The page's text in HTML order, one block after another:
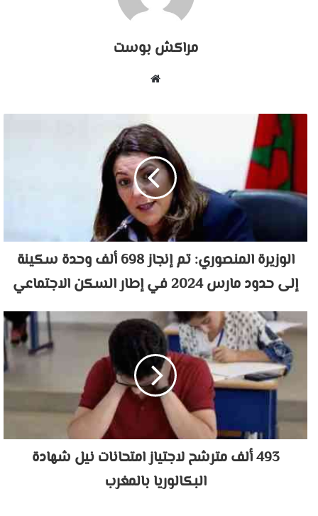
مراكش بوست
الوزيرة المنصوري: تم إنجاز 698 ألف وحدة سكينة
إلى حدود مارس 2024 في إطار السكن الاجتماعي
493 ألف مترشح لاجتياز امتحانات نيل شهادة
البكالوريا بالمغرب